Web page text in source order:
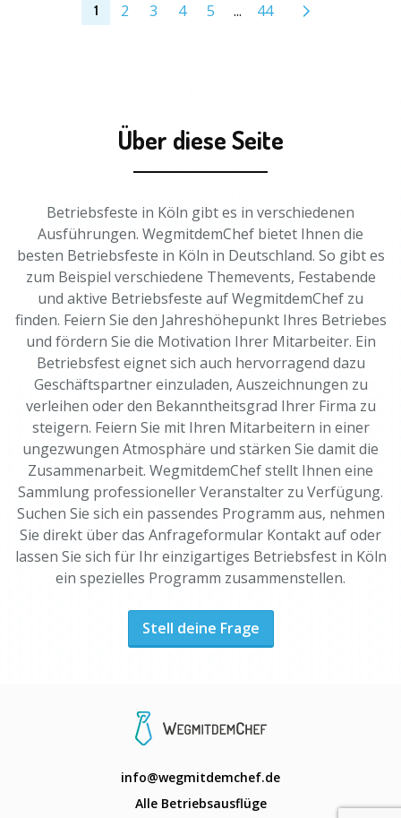
1 2 3 4 5 ... 44
Über diese Seite
Betriebsfeste in Köln gibt es in verschiedenen
Ausführungen. WegmitdemChef bietet Ihnen die
besten Betriebsfeste in Köln in Deutschland. So gibt es
zum Beispiel verschiedene Themevents, Festabende
und aktive Betriebsfeste auf WegmitdemChef zu
finden. Feiern Sie den Jahreshöhepunkt Ihres Betriebes
und fördern Sie die Motivation Ihrer Mitarbeiter. Ein
Betriebsfest eignet sich auch hervorragend dazu
Geschäftspartner einzuladen, Auszeichnungen zu
verleihen oder den Bekanntheitsgrad Ihrer Firma zu
steigern. Feiern Sie mit Ihren Mitarbeitern in einer
ungezwungen Atmosphäre und stärken Sie damit die
Zusammenarbeit. WegmitdemChef stellt Ihnen eine
Sammlung professioneller Veranstalter zu Verfügung.
Suchen Sie sich ein passendes Programm aus, nehmen
Sie direkt über das Anfrageformular Kontakt auf oder
lassen Sie sich für Ihr einzigartiges Betriebsfest in Köln
ein spezielles Programm zusammenstellen.
Stell deine Frage
info@wegmitdemchef.de
Alle Betriebsausflüge